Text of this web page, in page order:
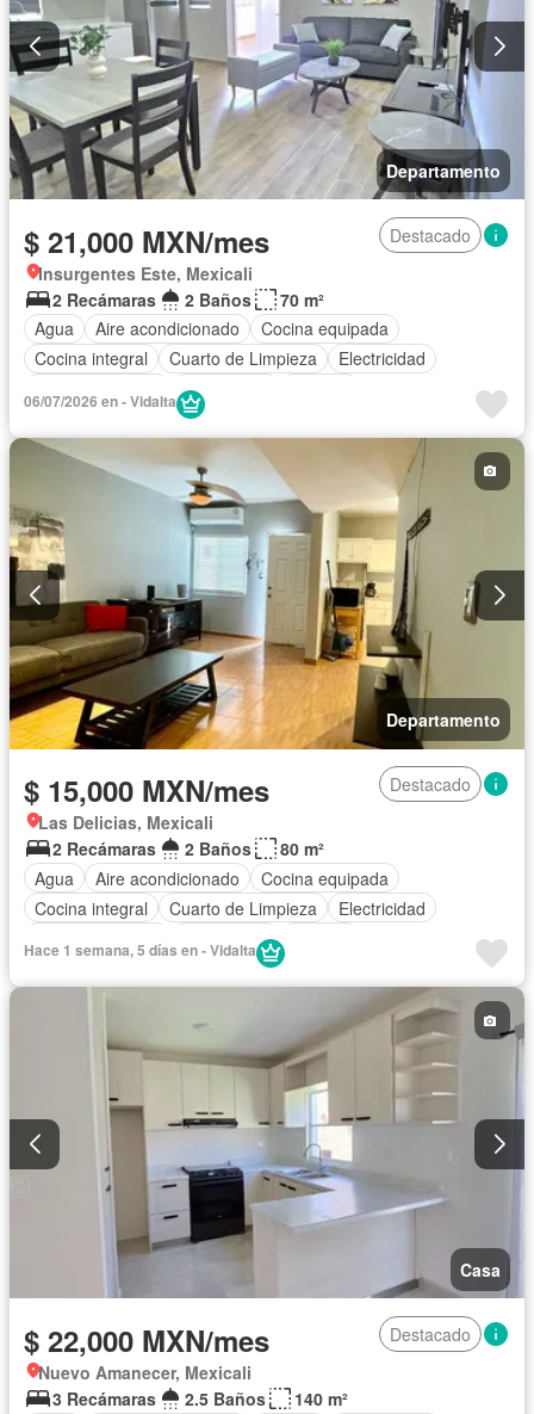
Departamento
$ 21,000 MXN/mes
Destacado
Insurgentes Este, Mexicali
2 Recámaras
2 Baños
70 m²
Agua
Aire acondicionado
Cocina equipada
Cocina integral
Cuarto de Limpieza
Electricidad
Gas natural
Recámara con closet
Completamente amueblado
06/07/2026 en - Vidalta
Departamento
$ 15,000 MXN/mes
Destacado
Las Delicias, Mexicali
2 Recámaras
2 Baños
80 m²
Agua
Aire acondicionado
Cocina equipada
Cocina integral
Cuarto de Limpieza
Electricidad
Gas natural
Televisión por cable
Hace 1 semana, 5 días en - Vidalta
Casa
$ 22,000 MXN/mes
Destacado
Nuevo Amanecer, Mexicali
3 Recámaras
2.5 Baños
140 m²